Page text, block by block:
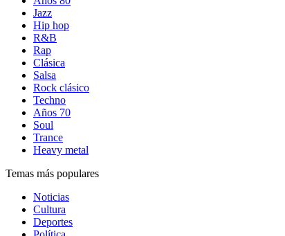
Jazz
Hip hop
R&B
Rap
Clásica
Salsa
Rock clásico
Techno
Años 70
Soul
Trance
Heavy metal
Temas más populares
Noticias
Cultura
Deportes